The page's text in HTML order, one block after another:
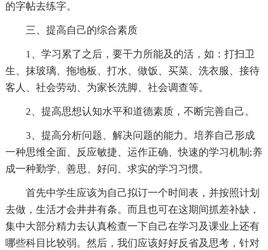
的字帖去练字。
三、提高自己的综合素质
1、学习累了之后，要干力所能及的活，如：打扫卫
生、抹玻璃、拖地板、打水、做饭、买菜、洗衣服、接待
客人、社会劳动、为家长洗脚、社会调查等。
2、提高思想认知水平和道德素质，不断完善自己。
3、提高分析问题、解决问题的能力。培养自己形成
一种思维全面、反应敏捷、运作正确、快速的学习机制;养
成一种勤学、善思、好问、求实的学习习惯。
首先中学生应该为自己拟订一个时间表，并按照计划
去做，生活才会井井有条。而且也可在这期间抓差补缺，
集中大部分精力去认真检查一下自己在学习及课业上还有
哪些科目比较弱。然后，我们应该好好反省及思考，针对